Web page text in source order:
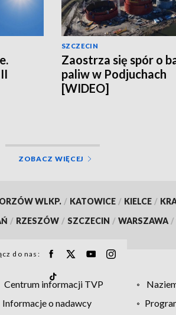
SZCZECIN
Zaostrza się spór o
paliw w Podjuchach
[WIDEO]
ZOBACZ WIĘCEJ
WLKP. / KATOWICE / KIELCE /
/ RZESZÓW / SZCZECIN / WARSZAWA /
do nas:
Centrum informacji TVP
Informacje o nadawcy